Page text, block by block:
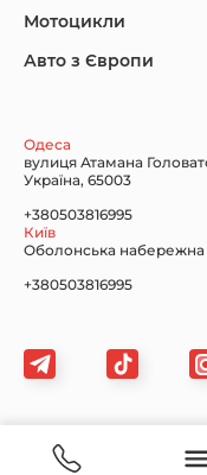
Nissan
Мотоцикли
Авто з Європи
Одеса
вулиця Атамана
Україна, 65003
+380503816995
Київ
Оболонська набережна
+380503816995
Картка сайту